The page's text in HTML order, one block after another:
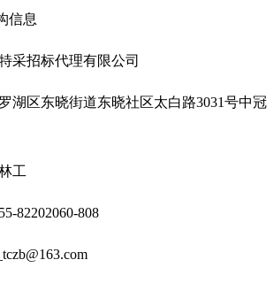
信息
采招标代理有限公司
湖区东晓街道东晓社区太白路3031号中冠
工
82202060-808